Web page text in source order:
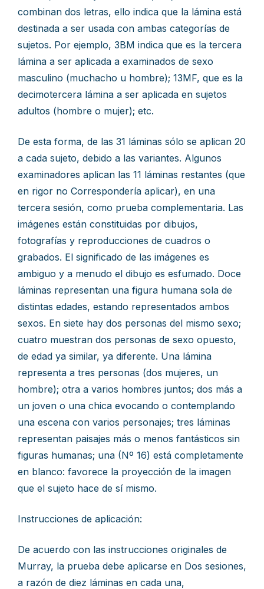
combinan dos letras, ello indica que la lámina está
destinada a ser usada con ambas categorías de
sujetos. Por ejemplo, 3BM indica que es la tercera
lámina a ser aplicada a examinados de sexo
masculino (muchacho u hombre); 13MF, que es la
decimotercera lámina a ser aplicada en sujetos
adultos (hombre o mujer); etc.
De esta forma, de las 31 láminas sólo se aplican 20
a cada sujeto, debido a las variantes. Algunos
examinadores aplican las 11 láminas restantes (que
en rigor no Correspondería aplicar), en una
tercera sesión, como prueba complementaria. Las
imágenes están constituidas por dibujos,
fotografías y reproducciones de cuadros o
grabados. El significado de las imágenes es
ambiguo y a menudo el dibujo es esfumado. Doce
láminas representan una figura humana sola de
distintas edades, estando representados ambos
sexos. En siete hay dos personas del mismo sexo;
cuatro muestran dos personas de sexo opuesto,
de edad ya similar, ya diferente. Una lámina
representa a tres personas (dos mujeres, un
hombre); otra a varios hombres juntos; dos más a
un joven o una chica evocando o contemplando
una escena con varios personajes; tres láminas
representan paisajes más o menos fantásticos sin
figuras humanas; una (Nº 16) está completamente
en blanco: favorece la proyección de la imagen
que el sujeto hace de sí mismo.
Instrucciones de aplicación:
De acuerdo con las instrucciones originales de
Murray, la prueba debe aplicarse en Dos sesiones,
a razón de diez láminas en cada una,